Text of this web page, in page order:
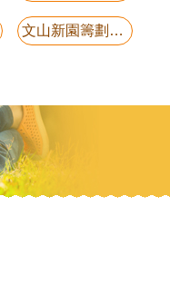
文山新園籌劃專區